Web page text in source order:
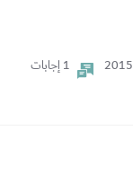
1 إجابات